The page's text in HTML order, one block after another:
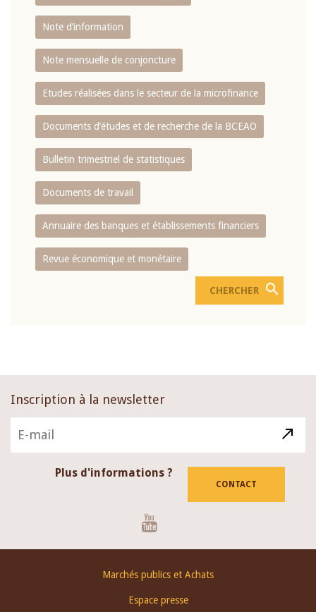
Note d’information
Note mensuelle de conjoncture
Etudes réalisées dans le secteur de la microfinance
Documents d’études et de recherche de la BCEAO
Bulletin trimestriel de statistiques
Documents de travail
Annuaire des banques et établissements financiers
Revue économique et monétaire
Inscription à la newsletter
Plus d'informations ?
CONTACT
Marchés publics et Achats
Espace presse